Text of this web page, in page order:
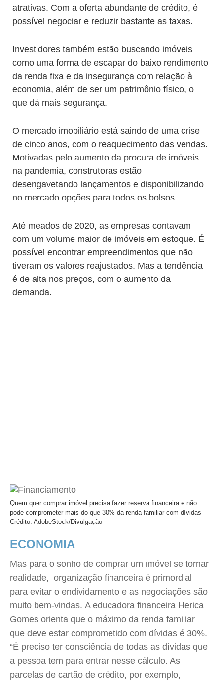
atrativas. Com a oferta abundante de crédito, é
possível negociar e reduzir bastante as taxas.
Investidores também estão buscando imóveis
como uma forma de escapar do baixo rendimento
da renda fixa e da insegurança com relação à
economia, além de ser um patrimônio físico, o
que dá mais segurança.
O mercado imobiliário está saindo de uma crise
de cinco anos, com o reaquecimento das vendas.
Motivadas pelo aumento da procura de imóveis
na pandemia, construtoras estão
desengavetando lançamentos e disponibilizando
no mercado opções para todos os bolsos.
Até meados de 2020, as empresas contavam
com um volume maior de imóveis em estoque. É
possível encontrar empreendimentos que não
tiveram os valores reajustados. Mas a tendência
é de alta nos preços, com o aumento da
demanda.
Quem quer comprar imóvel precisa fazer reserva financeira e não
pode comprometer mais do que 30% da renda familiar com dívidas
Crédito: AdobeStock/Divulgação
ECONOMIA
Mas para o sonho de comprar um imóvel se tornar
realidade, organização financeira é primordial
para evitar o endividamento e as negociações são
muito bem-vindas. A educadora financeira Herica
Gomes orienta que o máximo da renda familiar
que deve estar comprometido com dívidas é 30%.
“É preciso ter consciência de todas as dívidas que
a pessoa tem para entrar nesse cálculo. As
parcelas de cartão de crédito, por exemplo,